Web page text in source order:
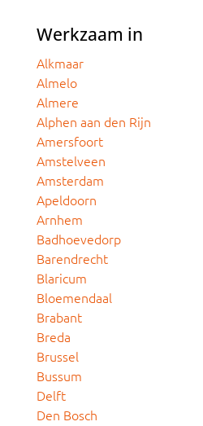
Werkzaam in
Alkmaar
Almelo
Almere
Alphen aan den Rijn
Amersfoort
Amstelveen
Amsterdam
Apeldoorn
Arnhem
Badhoevedorp
Barendrecht
Blaricum
Bloemendaal
Brabant
Breda
Brussel
Bussum
Delft
Den Bosch